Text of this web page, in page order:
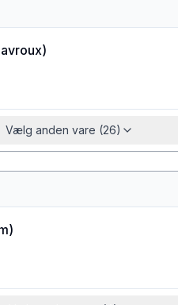
)
Vælg anden vare (26)
)